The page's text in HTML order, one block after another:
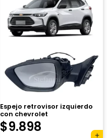
Espejo retrovisor izquierdo
con chevrolet
$9.898